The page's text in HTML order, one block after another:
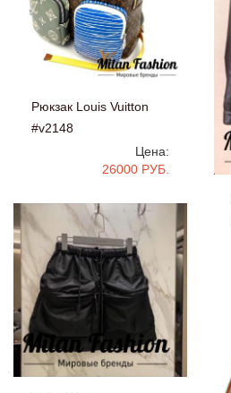
Рюкзак Louis Vuitton
#v2148
Цена:
26000 РУБ.